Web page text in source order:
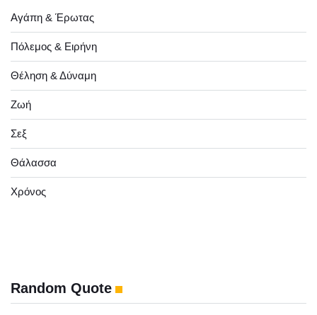
Αγάπη & Έρωτας
Πόλεμος & Ειρήνη
Θέληση & Δύναμη
Ζωή
Σεξ
Θάλασσα
Χρόνος
Random Quote